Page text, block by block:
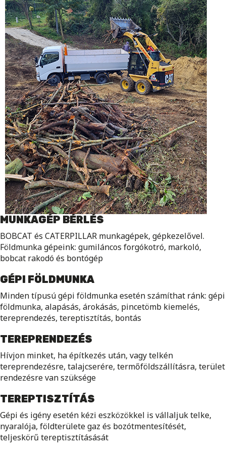
MUNKAGÉP BÉRLÉS
BOBCAT és CATERPILLAR munkagépek, gépkezelővel.
Földmunka gépeink: gumiláncos forgókotró, markoló,
bobcat rakodó és bontógép
GÉPI FÖLDMUNKA
Minden típusú gépi földmunka esetén számíthat ránk: gépi
földmunka, alapásás, árokásás, pincetömb kiemelés,
tereprendezés, tereptisztítás, bontás
TEREPRENDEZÉS
Hívjon minket, ha építkezés után, vagy telkén
tereprendezésre, talajcserére, termőföldszállításra, terület
rendezésre van szüksége
TEREPTISZTÍTÁS
Gépi és igény esetén kézi eszközökkel is vállaljuk telke,
nyaralója, földterülete gaz és bozótmentesítését,
teljeskörű tereptisztításását